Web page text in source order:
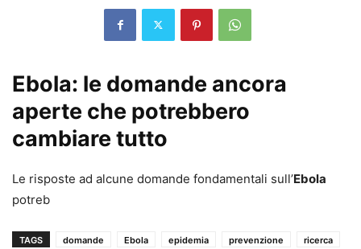
Ebola: le domande ancora
aperte che potrebbero
cambiare tutto
Le risposte ad alcune domande fondamentali sull’Ebola
potreb
TAGS domande Ebola epidemia prevenzione
ricerca